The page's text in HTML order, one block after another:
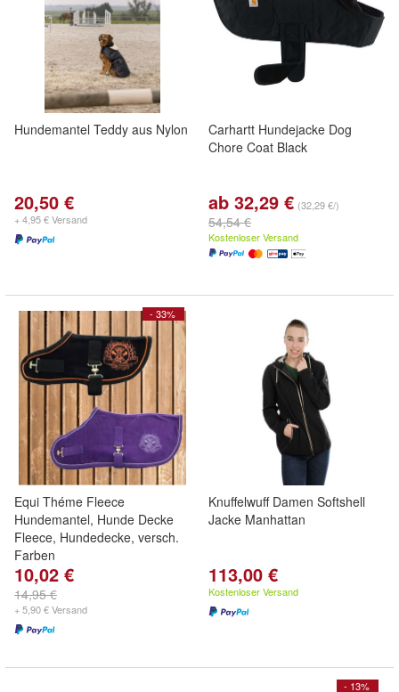
Hundemantel Teddy aus Nylon
20,50 €
+ 4,95 € Versand
Carhartt Hundejacke Dog
Chore Coat Black
ab 32,29 € (32,29 €/)
54,54 €
Kostenloser Versand
- 33%
Equi Théme Fleece
Hundemantel, Hunde Decke
Fleece, Hundedecke, versch.
Farben
10,02 €
14,95 €
+ 5,90 € Versand
Knuffelwuff Damen Softshell
Jacke Manhattan
113,00 €
Kostenloser Versand
- 13%